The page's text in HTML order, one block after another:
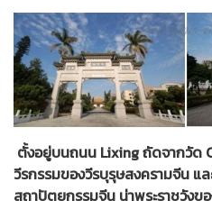
ตั้งอยู่บนถนน Lixing ถัดจากวัด
วีรกรรมของวีรบุรุษสงครามจีน แ
สถาปัตยกรรมจีน น่าพระราชวังข